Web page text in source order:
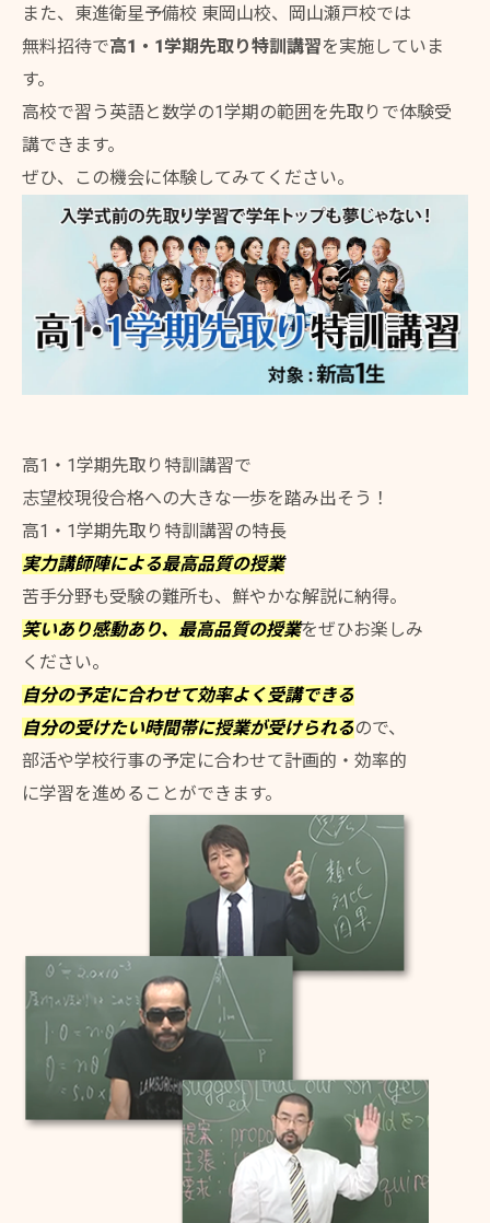
また、東進衛星予備校 東岡山校、岡山瀬戸校では
無料招待で高1・1学期先取り特訓講習を実施していま
す。
高校で習う英語と数学の1学期の範囲を先取りで体験受
講できます。
ぜひ、この機会に体験してみてください。
高1・1学期先取り特訓講習で
志望校現役合格への大きな一歩を踏み出そう！
高1・1学期先取り特訓講習の特長
実力講師陣による最高品質の授業
苦手分野も受験の難所も、鮮やかな解説に納得。
笑いあり感動あり、最高品質の授業をぜひお楽しみ
ください。
自分の予定に合わせて効率よく受講できる
自分の受けたい時間帯に授業が受けられるので、
部活や学校行事の予定に合わせて計画的・効率的
に学習を進めることができます。